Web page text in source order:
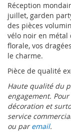
Réception
juillet, garden
des pièces
vélo noir en métal
florale, vos
le charme.
Pièce de qualité
Haute qualité du
engagement.
décoration et
service
ou paremail.